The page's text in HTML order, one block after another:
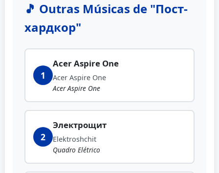
🎵 Outras Músicas de "Пост-
хардкор"
1
Acer Aspire One
Acer Aspire One
Acer Aspire One
2
Электрощит
Elektroshchit
Quadro Elétrico